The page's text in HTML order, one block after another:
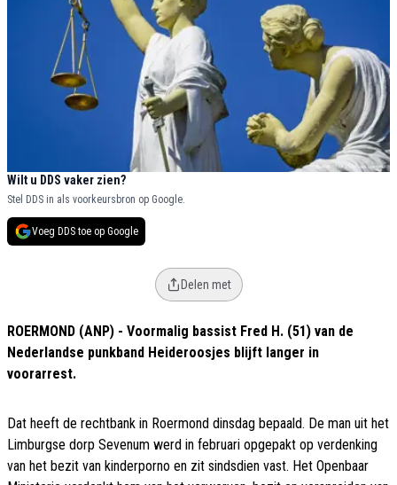
Wilt u DDS vaker zien?
Stel DDS in als voorkeursbron op Google.
Voeg DDS toe op Google
Delen met
ROERMOND (ANP) - Voormalig bassist Fred H. (51) van de
Nederlandse punkband Heideroosjes blijft langer in
voorarrest.
Dat heeft de rechtbank in Roermond dinsdag bepaald. De man uit het
Limburgse dorp Sevenum werd in februari opgepakt op verdenking
van het bezit van kinderporno en zit sindsdien vast. Het Openbaar